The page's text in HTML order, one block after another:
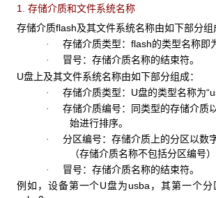
1. 存储介质和文件系统名称
存储介质flash及其文件系统名称由如下部分组
· 存储介质类型：flash的类型名称即为
· 冒号：存储介质名称的结束符。
U盘上及其文件系统名称由如下部分组成：
· 存储介质类型： U盘的类型名称为
· 存储介质编号：同类型的存储介质
始进行排序。
· 分区编号：存储介质上的分区以数
（存储介质名称不包括分区编号）
· 冒号：存储介质名称的结束符。
例如，设备第一个U盘为usba，其第一个分